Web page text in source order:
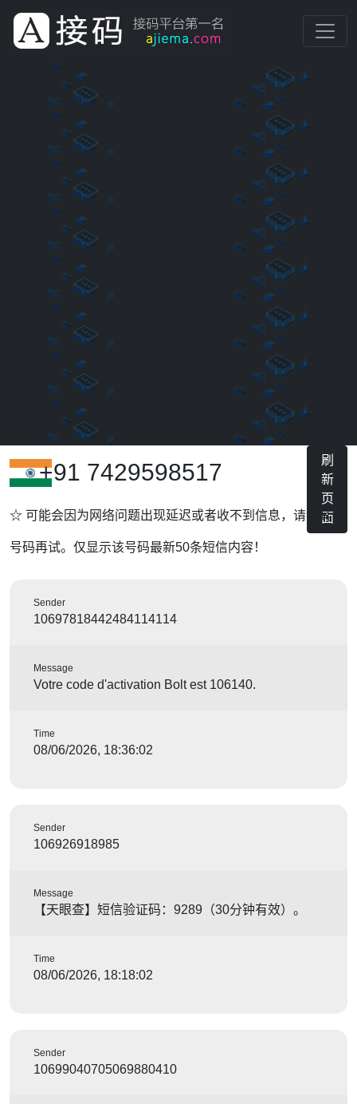
+91 7429598517
刷
新
页
面
☆ 可能会因为网络问题出现延迟或者收不到信息，请换其他
号码再试。仅显示该号码最新50条短信内容！
Sender
10697818442484114114
Message
Votre code d'activation Bolt est 106140.
Time
08/06/2026, 18:36:02
Sender
106926918985
Message
【天眼查】短信验证码：9289（30分钟有效）。
Time
08/06/2026, 18:18:02
Sender
10699040705069880410